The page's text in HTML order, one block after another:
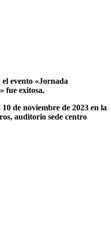
evento «Jornada
fue exitosa.
de noviembre de 2023 en la
auditorio sede centro